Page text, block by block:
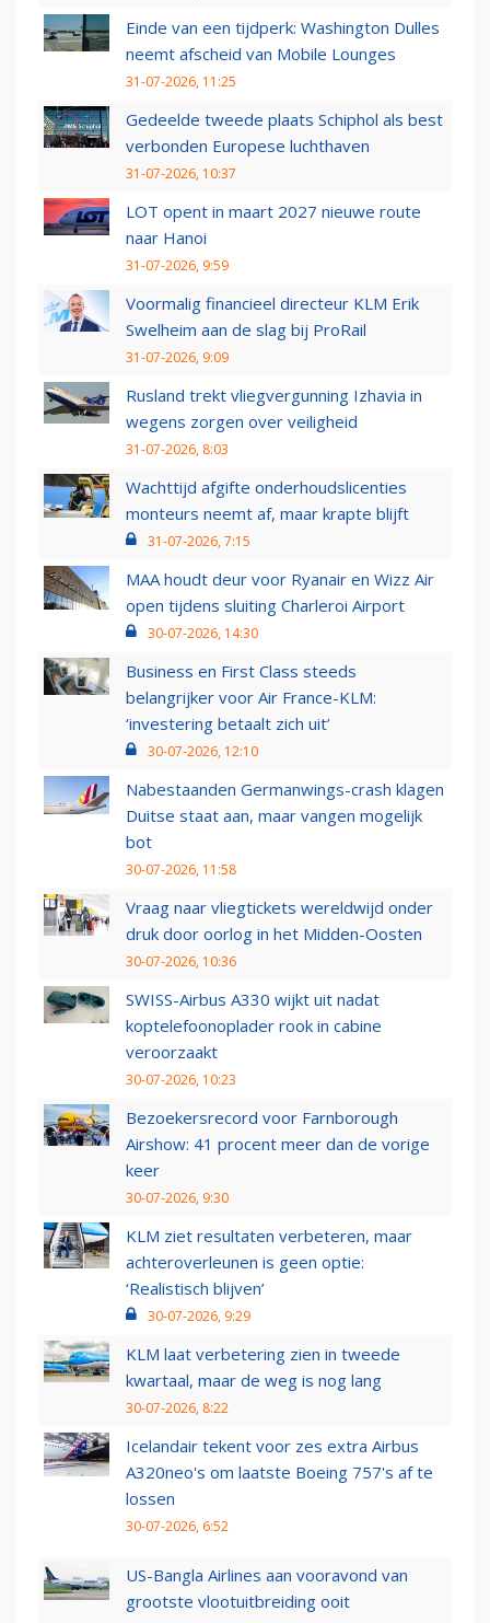
Einde van een tijdperk: Washington Dulles
neemt afscheid van Mobile Lounges
31-07-2026, 11:25
Gedeelde tweede plaats Schiphol als best
verbonden Europese luchthaven
31-07-2026, 10:37
LOT opent in maart 2027 nieuwe route
naar Hanoi
31-07-2026, 9:59
Voormalig financieel directeur KLM Erik
Swelheim aan de slag bij ProRail
31-07-2026, 9:09
Rusland trekt vliegvergunning Izhavia in
wegens zorgen over veiligheid
31-07-2026, 8:03
Wachttijd afgifte onderhoudslicenties
monteurs neemt af, maar krapte blijft
31-07-2026, 7:15
MAA houdt deur voor Ryanair en Wizz Air
open tijdens sluiting Charleroi Airport
30-07-2026, 14:30
Business en First Class steeds
belangrijker voor Air France-KLM:
‘investering betaalt zich uit’
30-07-2026, 12:10
Nabestaanden Germanwings-crash klagen
Duitse staat aan, maar vangen mogelijk
bot
30-07-2026, 11:58
Vraag naar vliegtickets wereldwijd onder
druk door oorlog in het Midden-Oosten
30-07-2026, 10:36
SWISS-Airbus A330 wijkt uit nadat
koptelefoonoplader rook in cabine
veroorzaakt
30-07-2026, 10:23
Bezoekersrecord voor Farnborough
Airshow: 41 procent meer dan de vorige
keer
30-07-2026, 9:30
KLM ziet resultaten verbeteren, maar
achteroverleunen is geen optie:
‘Realistisch blijven’
30-07-2026, 9:29
KLM laat verbetering zien in tweede
kwartaal, maar de weg is nog lang
30-07-2026, 8:22
Icelandair tekent voor zes extra Airbus
A320neo's om laatste Boeing 757's af te
lossen
30-07-2026, 6:52
US-Bangla Airlines aan vooravond van
grootste vlootuitbreiding ooit